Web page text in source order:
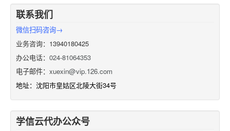
联系我们
微信扫码咨询→
业务咨询：13940180425
办公电话： 024-81064353
电子邮件： xuexin@vip.126.com
地址：沈阳市皇姑区北陵大街34号
学信云代办公众号